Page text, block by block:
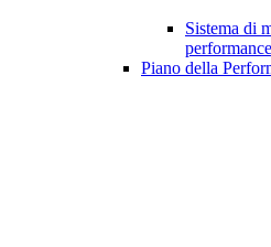
Sistema di
performance
Piano della